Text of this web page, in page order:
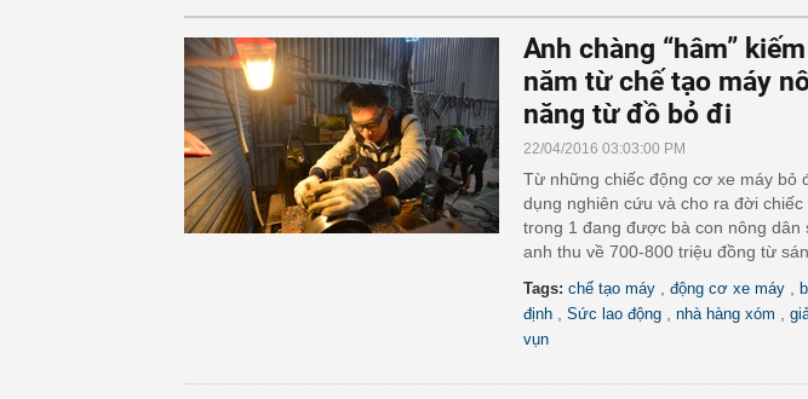
Anh chàng “hâm”
năm từ chế tạo máy
năng từ đồ bỏ đi
22/04/2016 03:03:00 PM
Từ những chiếc động cơ xe máy bỏ
dụng nghiên cứu và cho ra đời
trong 1 đang được bà con nông dân
anh thu về 700-800 triệu đồng từ
Tags: chế tạo máy động cơ xe máy
định
Sức lao động nhà hàng xóm
vụn